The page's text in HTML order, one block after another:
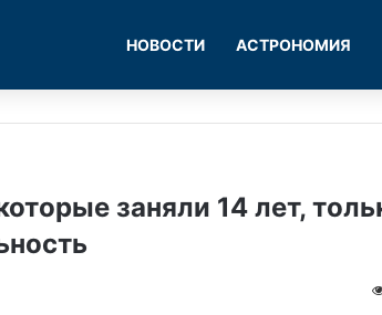
НОВОСТИ АСТРОНОМИЯ
заняли 14 лет,